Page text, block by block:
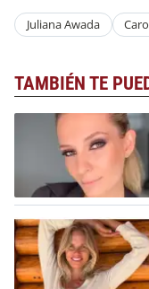
Juliana Awada
TAMBIÉN TE